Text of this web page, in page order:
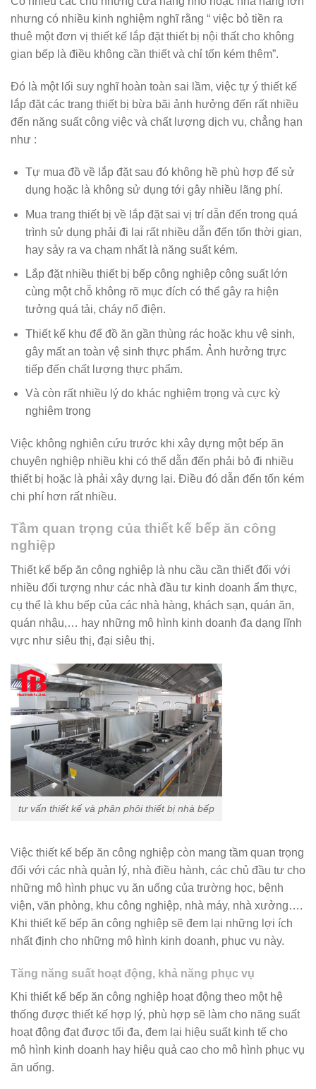
nhưng có nhiều kinh nghiệm nghĩ rằng “ việc bỏ tiền ra
thuê một đơn vị thiết kế lắp đặt thiết bị nội thất cho không
gian bếp là điều không cần thiết và chỉ tốn kém thêm”.
Đó là một lối suy nghĩ hoàn toàn sai lầm, việc tự ý thiết kế
lắp đặt các trang thiết bị bừa bãi ảnh hưởng đến rất nhiều
đến năng suất công việc và chất lượng dịch vụ, chẳng hạn
như :
Tự mua đồ về lắp đặt sau đó không hề phù hợp để sử
dụng hoặc là không sử dụng tới gây nhiều lãng phí.
Mua trang thiết bị về lắp đặt sai vị trí dẫn đến trong quá
trình sử dụng phải đi lại rất nhiều dẫn đến tốn thời gian,
hay sảy ra va chạm nhất là năng suất kém.
Lắp đặt nhiều thiết bị bếp công nghiệp công suất lớn
cùng một chỗ không rõ mục đích có thể gây ra hiện
tưởng quá tải, cháy nổ điện.
Thiết kế khu để đồ ăn gần thùng rác hoặc khu vệ sinh,
gây mất an toàn vệ sinh thực phẩm. Ảnh hưởng trực
tiếp đến chất lượng thực phẩm.
Và còn rất nhiều lý do khác nghiệm trọng và cực kỳ
nghiêm trọng
Việc không nghiên cứu trước khi xây dựng một bếp ăn
chuyên nghiệp nhiều khi có thể dẫn đến phải bỏ đi nhiều
thiết bị hoặc là phải xây dựng lại. Điều đó dẫn đến tốn kém
chi phí hơn rất nhiều.
Tầm quan trọng của thiết kế bếp ăn công
nghiệp
Thiết kế bếp ăn công nghiệp là nhu cầu cần thiết đối với
nhiều đối tượng như các nhà đầu tư kinh doanh ẩm thực,
cụ thể là khu bếp của các nhà hàng, khách sạn, quán ăn,
quán nhậu,… hay những mô hình kinh doanh đa dạng lĩnh
vực như siêu thị, đại siêu thị.
tư vấn thiết kế và phân phôi thiết bị nhà bếp
Việc thiết kế bếp ăn công nghiệp còn mang tầm quan trọng
đối với các nhà quản lý, nhà điều hành, các chủ đầu tư cho
những mô hình phục vụ ăn uống của trường học, bệnh
viện, văn phòng, khu công nghiệp, nhà máy, nhà xưởng….
Khi thiết kế bếp ăn công nghiệp sẽ đem lại những lợi ích
nhất định cho những mô hình kinh doanh, phục vụ này.
Tăng năng suất hoạt động, khả năng phục vụ
Khi thiết kế bếp ăn công nghiệp hoạt động theo một hệ
thống được thiết kế hợp lý, phù hợp sẽ làm cho năng suất
hoạt động đạt được tối đa, đem lại hiệu suất kinh tế cho
mô hình kinh doanh hay hiệu quả cao cho mô hình phục vụ
ăn uống.